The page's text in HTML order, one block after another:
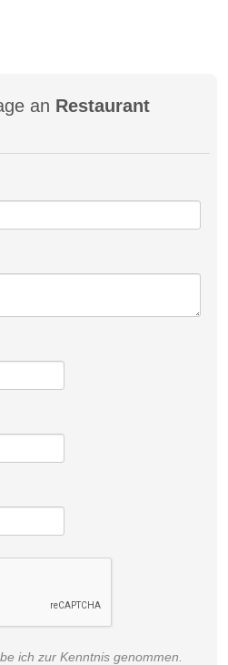
an Restaurant
ich zur Kenntnis genommen.